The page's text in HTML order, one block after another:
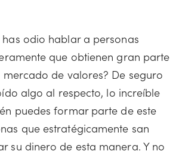
has odio hablar a personas
que obtienen gran parte
mercado de valores? De seguro
algo al respecto, lo increíble
puedes formar parte de este
que estratégicamente san
su dinero de esta manera. Y no